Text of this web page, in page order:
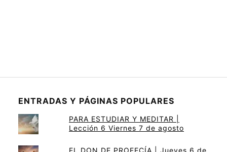
ENTRADAS Y PÁGINAS POPULARES
PARA ESTUDIAR Y MEDITAR |
Lección 6 Viernes 7 de agosto